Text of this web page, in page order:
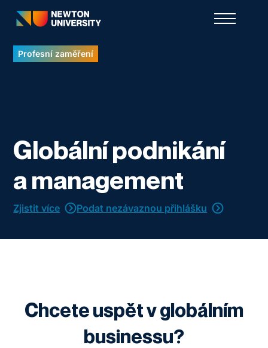
Profesní zaměření
Globální podnikání
a management
Zjistit více Podat nezávaznou přihlášku
Chcete uspět v globálním
businessu?